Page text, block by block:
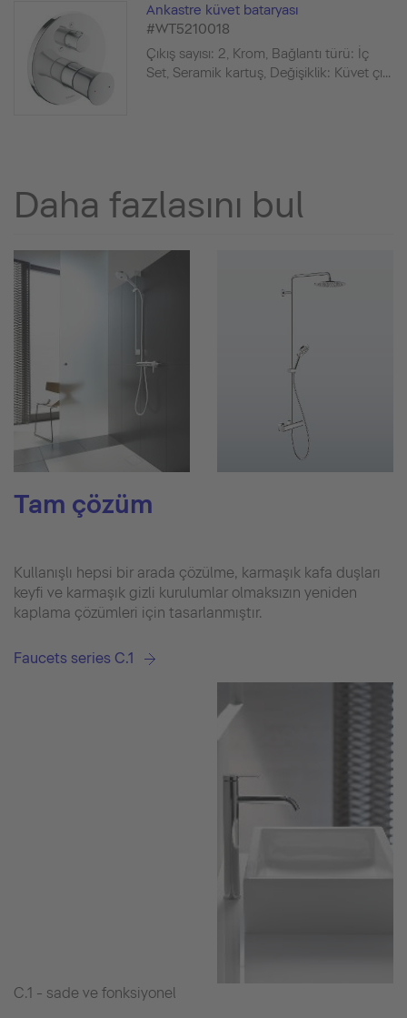
Ankastre küvet bataryası
#WT5210018
Çıkış sayısı: 2, Krom, Bağlantı türü: İç
Set, Seramik kartuş, Değişiklik: Küvet çı...
Daha fazlasını bul
Tam çözüm
Kullanışlı hepsi bir arada çözülme, karmaşık kafa duşları
keyfi ve karmaşık gizli kurulumlar olmaksızın yeniden
kaplama çözümleri için tasarlanmıştır.
Faucets series C.1
C.1 - sade ve fonksiyonel